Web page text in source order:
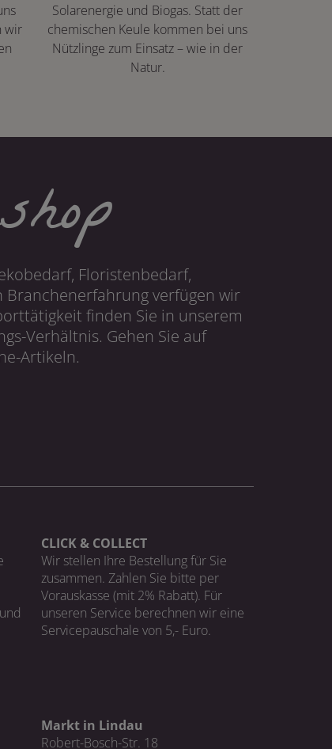
wir
Solarenergie und Biogas. Statt der
chemischen Keule kommen bei uns
Nützlinge zum Einsatz – wie in der
Natur.
Floristenbedarf,
Branchenerfahrung verfügen wir
finden Sie in unserem
Verhältnis. Gehen Sie auf
Artikeln.
CLICK & COLLECT
Wir stellen Ihre Bestellung für Sie
zusammen. Zahlen Sie bitte per
Vorauskasse (mit 2% Rabatt). Für
unseren Service berechnen wir eine
Servicepauschale von 5,- Euro.
Markt in Lindau
Robert-Bosch-Str. 18